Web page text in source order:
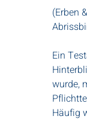
(Erben
Ein
wurde,
Häufig